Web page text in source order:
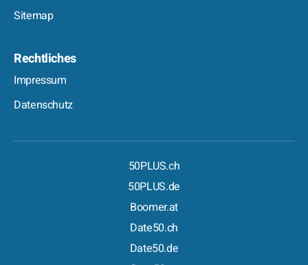
Sitemap
Rechtliches
Impressum
Datenschutz
50PLUS.ch
50PLUS.de
Boomer.at
Date50.ch
Date50.de